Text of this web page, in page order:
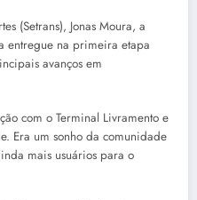
(Setrans), Jonas Moura, a
entregue na primeira etapa
avanços em
com o Terminal Livramento e
Era um sonho da comunidade
mais usuários para o